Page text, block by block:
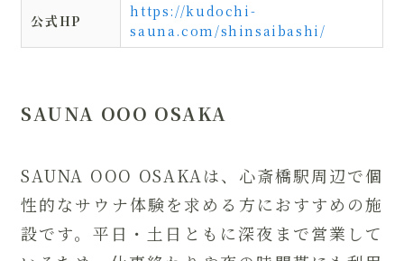
公式HP
https://kudochi-
sauna.com/shinsaibashi/
SAUNA OOO OSAKA
SAUNA OOO OSAKAは、心斎橋駅周辺で個
性的なサウナ体験を求める方におすすめの施
設です。平日・土日ともに深夜まで営業して